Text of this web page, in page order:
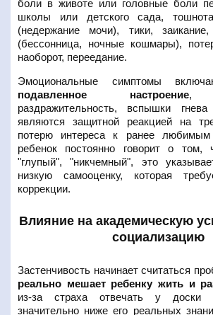
боли в животе или головные боли
школы или детского сада,
(недержание мочи), тики,
(бессонница, ночные кошмары),
наоборот, переедание.
Эмоциональные симптомы
подавленное настроение,
раздражительность, вспышки
являются защитной реакцией на
потерю интереса к ранее
ребенок постоянно говорит о том,
"глупый", "никчемный", это
низкую самооценку, которая
коррекции.
Влияние на академическую
социализацию
Застенчивость начинает считаться
реально мешает ребенку жить и
из-за страха отвечать у доски
значительно ниже его реальных